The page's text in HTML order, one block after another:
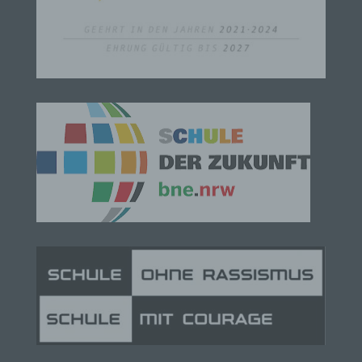
natürliche Person angesehen, die direkt oder
indirekt, insbesondere mittels Zuordnung zu einer
Kennnummer, zu Standortdaten, zu einer Online-
besonderen Merkmalen, die Ausdruck der
physischen, physiologischen, genetischen,
psychischen, wirtschaftlichen, kulturellen oder
sozialen Identität dieser natürlichen Person sind,
identifiziert werden kann.
b) betroffene Person
identifizierbare natürliche Person, deren
Verarbeitung Verantwortlichen verarbeitet werden.